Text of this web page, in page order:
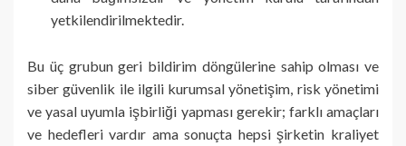
yetkilendirilmektedir.
Bu üç grubun geri bildirim döngülerine sahip olması ve
siber güvenlik ile ilgili kurumsal yönetişim, risk yönetimi
ve yasal uyumla işbirliği yapması gerekir; farklı amaçları
ve hedefleri vardır ama sonuçta hepsi şirketin kraliyet